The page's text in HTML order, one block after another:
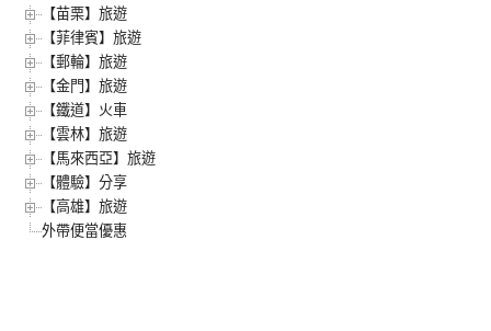
【苗栗】旅遊
【菲律賓】旅遊
【郵輪】旅遊
【金門】旅遊
【鐵道】火車
【雲林】旅遊
【馬來西亞】旅遊
【體驗】分享
【高雄】旅遊
外帶便當優惠